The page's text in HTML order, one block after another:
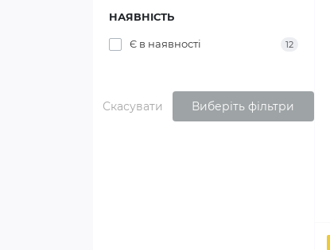
НАЯВНІСТЬ
Є в наявності 12
Скасувати Виберіть фільтри